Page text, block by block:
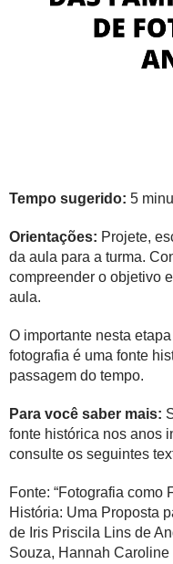
Tempo sugerido: 5
Orientações: Projete,
da aula para a turma.
compreender o objetivo
aula.
O importante nesta
fotografia é uma fonte
passagem do tempo.
Para você saber mais:
fonte histórica nos anos
consulte os seguintes
Fonte: “Fotografia como
História: Uma Proposta
de Iris Priscila Lins de
Souza, Hannah